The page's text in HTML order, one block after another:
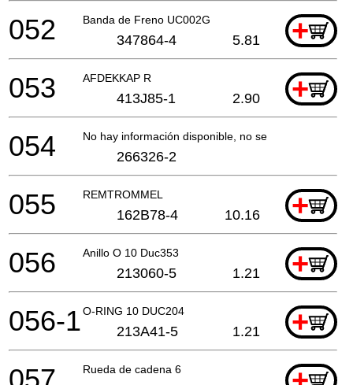
Banda de Freno UC002G +
052 347864-4 5.81
AFDEKKAP R +
053 413J85-1 2.90
No hay información disponible, no se puede pedir
054 266326-2
REMTROMMEL +
055 162B78-4 10.16
Anillo O 10 Duc353 +
056 213060-5 1.21
O-RING 10 DUC204 +
056-1 213A41-5 1.21
Rueda de cadena 6